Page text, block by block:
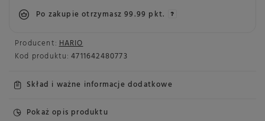
Producent: HARIO
Kod produktu: 4711642480773
Skład i ważne informacje dodatkowe
Pokaż opis produktu
Po zakupie otrzymasz99.99 pkt.